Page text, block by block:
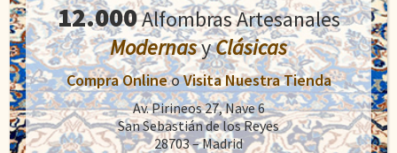
era:
1.100,00€.
es:
890,00€.
Añadir al carrito
12.000Alfombras Artesanales
ModernasyClásicas
Compra OnlineoVisita Nuestra Tienda
Av. Pirineos 27, Nave 6
San Sebastián de los Reyes
28703 – Madrid